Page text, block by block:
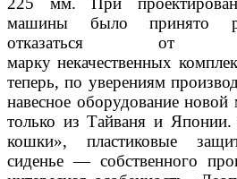
машины было принято
отказаться от
маркунекачественных
теперь,по уверениям
навесное оборудование новой
только из Тайваня и
кошки», пластиковые
сиденье — собственного